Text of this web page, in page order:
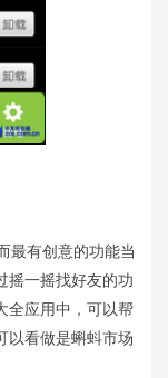
最有创意的功能当
摇一摇找好友的功
全应用中，可以帮
以看做是蝌蚪市场